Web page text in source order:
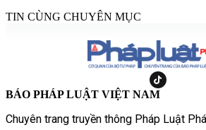
TIN CÙNG CHUYÊN MỤC
BÁO PHÁP LUẬT VIỆT NAM
Chuyên trang truyền thông Pháp Luật